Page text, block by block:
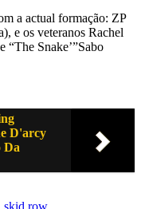
a actual formação: ZP
e os veteranos Rachel
Snake’”Sabo
D'arcy
Da